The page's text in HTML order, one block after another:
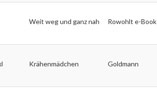
Weit weg und ganz nah Rowohlt e-Book
Krähenmädchen Goldmann